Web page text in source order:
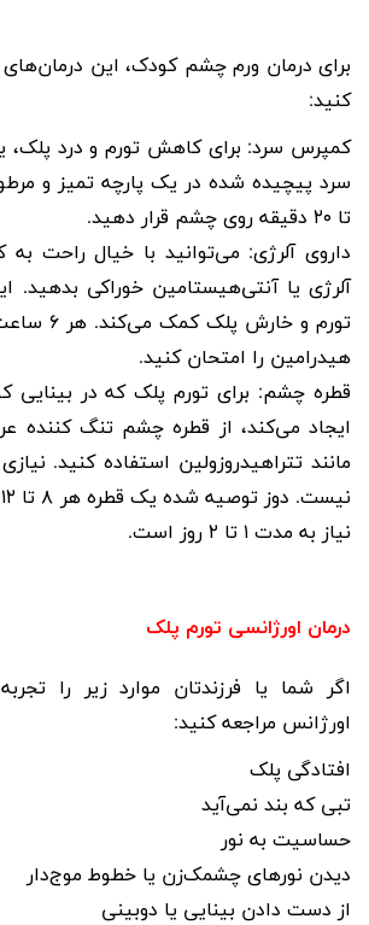
برای درمان ورم چشم کودک، این درمان‌های
کنید:
کمپرس سرد: برای کاهش تورم و درد
سرد پیچیده شده در یک پارچه تمیز و
تا ۲۰ دقیقه روی چشم قرار دهید.
داروی آلرژی: می‌توانید با خیال راحت
آلرژی یا آنتی‌هیستامین خوراکی بدهید.
تورم و خارش پلک کمک می‌کند. هر ۶
هیدرامین را امتحان کنید.
قطره چشم: برای تورم پلک که در بینایی
ایجاد می‌کند، از قطره چشم تنگ کننده
مانند تتراهیدروزولین استفاده کنید.
نیست. دوز توصیه شده یک قطره هر ۸تا ۱۲
نیاز به مدت ۱ تا ۲ روز است.
درمان اورژانسی تورم پلک
اگر شما یا فرزندتان موارد زیر را
اورژانس مراجعه کنید:
افتادگی پلک
تبی که بند نمی‌آید
حساسیت به نور
دیدن نورهای چشمک‌زن یا خطوط موج‌دار
از دست دادن بینایی یا دوبینی